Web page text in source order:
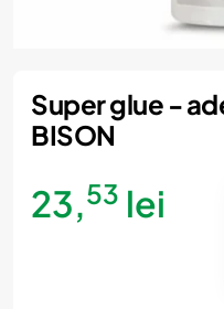
Super glue -
BISON
23,53 lei